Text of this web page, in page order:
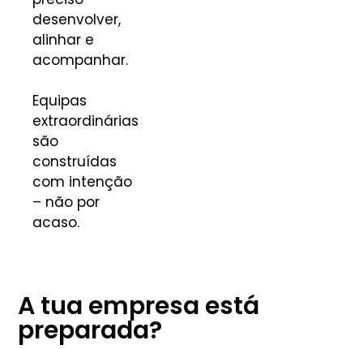
desenvolver,
alinhar e
acompanhar.
Equipas
extraordinárias
são
construídas
com intenção
– não por
acaso.
A tua empresa está
preparada?